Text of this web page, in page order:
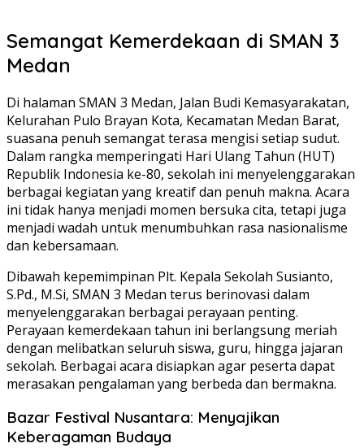
Semangat Kemerdekaan di SMAN 3
Medan
Di halaman SMAN 3 Medan, Jalan Budi Kemasyarakatan,
Kelurahan Pulo Brayan Kota, Kecamatan Medan Barat,
suasana penuh semangat terasa mengisi setiap sudut.
Dalam rangka memperingati Hari Ulang Tahun (HUT)
Republik Indonesia ke-80, sekolah ini menyelenggarakan
berbagai kegiatan yang kreatif dan penuh makna. Acara
ini tidak hanya menjadi momen bersuka cita, tetapi juga
menjadi wadah untuk menumbuhkan rasa nasionalisme
dan kebersamaan.
Dibawah kepemimpinan Plt. Kepala Sekolah Susianto,
S.Pd., M.Si, SMAN 3 Medan terus berinovasi dalam
menyelenggarakan berbagai perayaan penting.
Perayaan kemerdekaan tahun ini berlangsung meriah
dengan melibatkan seluruh siswa, guru, hingga jajaran
sekolah. Berbagai acara disiapkan agar peserta dapat
merasakan pengalaman yang berbeda dan bermakna.
Bazar Festival Nusantara: Menyajikan
Keberagaman Budaya